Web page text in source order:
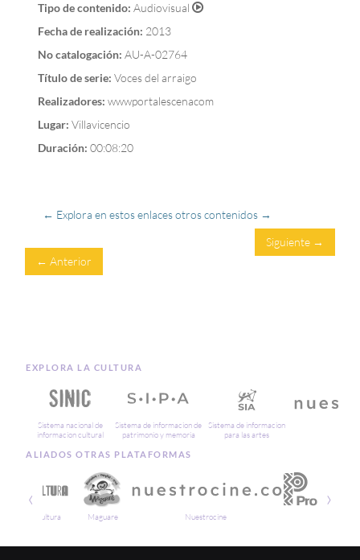
Tipo de contenido: Audiovisual
Fecha de realización: 2013
No catalogación: AU-A-02764
Título de serie: Voces del arraigo
Realizadores: wwwportalescenacom
Lugar: Villavicencio
Duración: 00:08:20
← Anterior
← Explora en estos enlaces otros contenidos →
Siguiente →
EXPLORA LA CULTURA
Sistema nacional de
informacion cultural
Sistema de informacion de
patrimonio y memoria
Sistema de informacion
para las artes
ALIADOS OTRAS PLATAFORMAS
‹
Soy Cultura Maguare Nuestrocine
›